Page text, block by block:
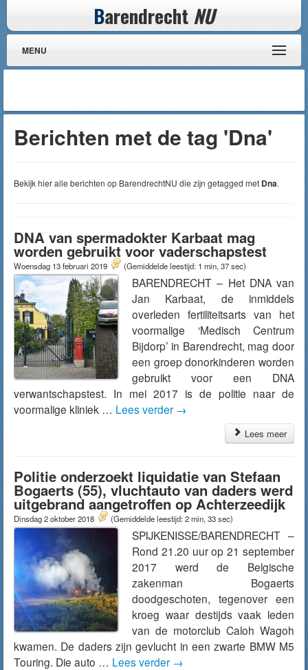
Barendrecht NU
MENU
Berichten met de tag 'Dna'
Bekijk hier alle berichten op BarendrechtNU die zijn getagged met Dna.
DNA van spermadokter Karbaat mag
worden gebruikt voor vaderschapstest
Woensdag 13 februari 2019 (Gemiddelde leestijd: 1 min, 37 sec)
BARENDRECHT – Het DNA van
Jan Karbaat, de inmiddels
overleden fertiliteitsarts van het
voormalige ‘Medisch Centrum
Bijdorp’ in Barendrecht, mag door
een groep donorkinderen worden
gebruikt voor een DNA
verwantschapstest. In mei 2017 is de politie naar de
voormalige kliniek … Lees verder →
Lees meer
Politie onderzoekt liquidatie van Stefaan
Bogaerts (55), vluchtauto van daders werd
uitgebrand aangetroffen op Achterzeedijk
Dinsdag 2 oktober 2018 (Gemiddelde leestijd: 2 min, 33 sec)
SPIJKENISSE/BARENDRECHT –
Rond 21.20 uur op 21 september
2017 werd de Belgische
zakenman Bogaerts
doodgeschoten, tegenover een
kroeg waar destijds vaak leden
van de motorclub Caloh Wagoh
kwamen. De daders zijn gevlucht in een zwarte BMW M5
Touring. Die auto … Lees verder →